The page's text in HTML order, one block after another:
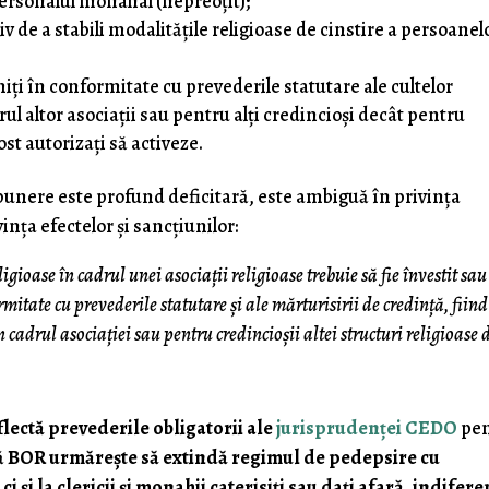
de a stabili modalităţile religioase de cinstire a
în conformitate cu prevederile statutare ale cultelor
altor asociaţii sau pentru alţi credincioşi decât pentru
autorizaţi să activeze.
este profund deficitară, este ambiguă în privinţa
efectelor şi sancţiunilor:
în cadrul unei asociaţii religioase trebuie să fie învestit sau
cu prevederile statutare şi ale mărturisirii de credinţă, fiind
cadrul asociaţiei sau pentru credincioşii altei structuri religioase
prevederile obligatorii alejurisprudenţei CEDO
BOR urmăreşte să extindă regimul de pedepsire cu